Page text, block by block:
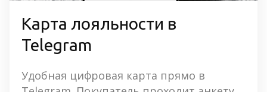
Карта лояльности в
Telegram
Удобная цифровая карта прямо в